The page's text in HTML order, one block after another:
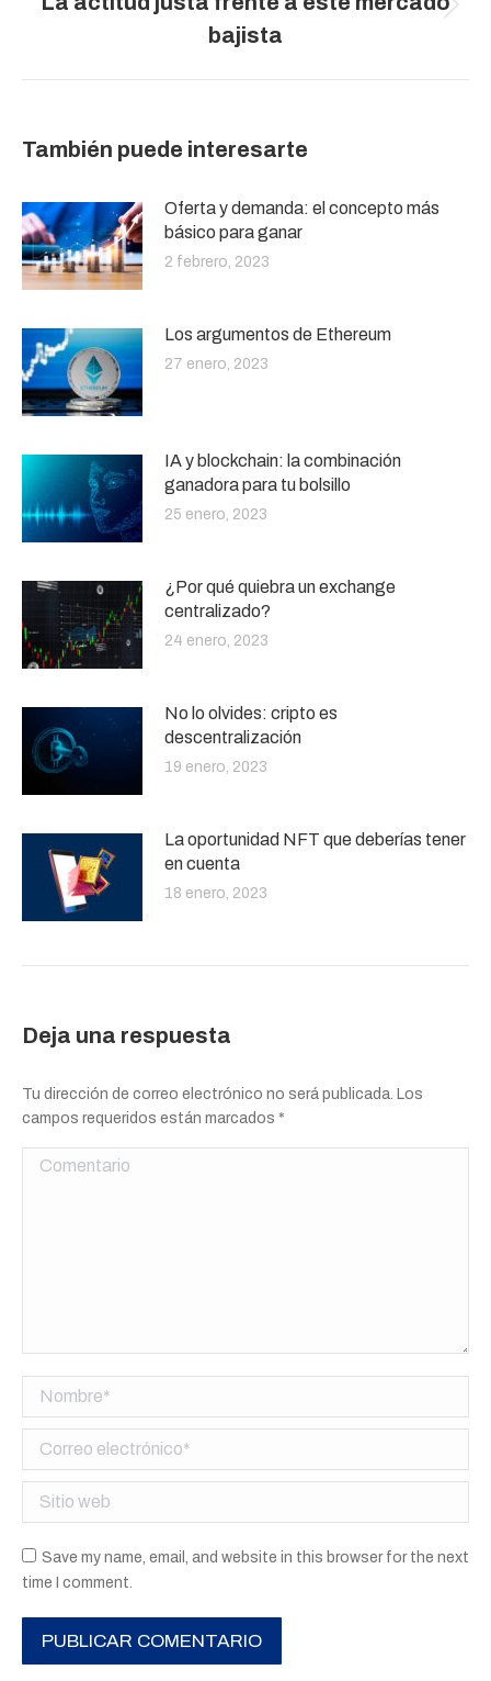
Publicación
siguiente:
bajista
También puede interesarte
Oferta y demanda: el concepto más
básico para ganar
2 febrero, 2023
Los argumentos de Ethereum
27 enero, 2023
IA y blockchain: la combinación
ganadora para tu bolsillo
25 enero, 2023
¿Por qué quiebra un exchange
centralizado?
24 enero, 2023
No lo olvides: cripto es
descentralización
19 enero, 2023
La oportunidad NFT que deberías tener
en cuenta
18 enero, 2023
Deja una respuesta
Tu dirección de correo electrónico no será publicada. Los
campos requeridos están marcados *
Comentario
Nombre *
Correo electrónico *
Sitio web
Save my name, email, and website in this browser for the next
time I comment.
PUBLICAR COMENTARIO